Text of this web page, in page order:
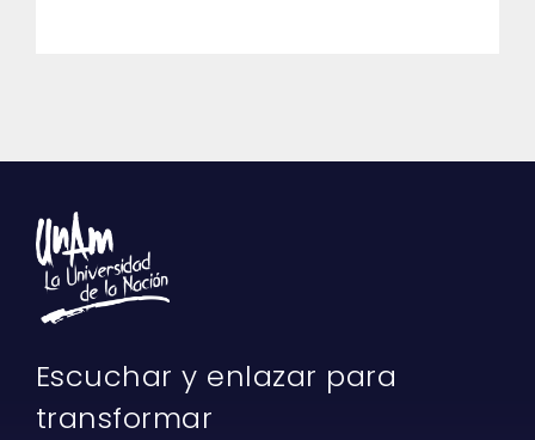
Escuchar y enlazar para
transformar